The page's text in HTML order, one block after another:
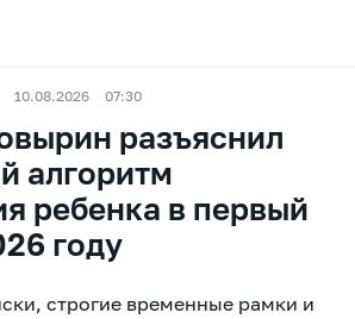
10.08.2026 07:30
разъяснил
алгоритм
ребенка в первый
году
строгие временные рамки и